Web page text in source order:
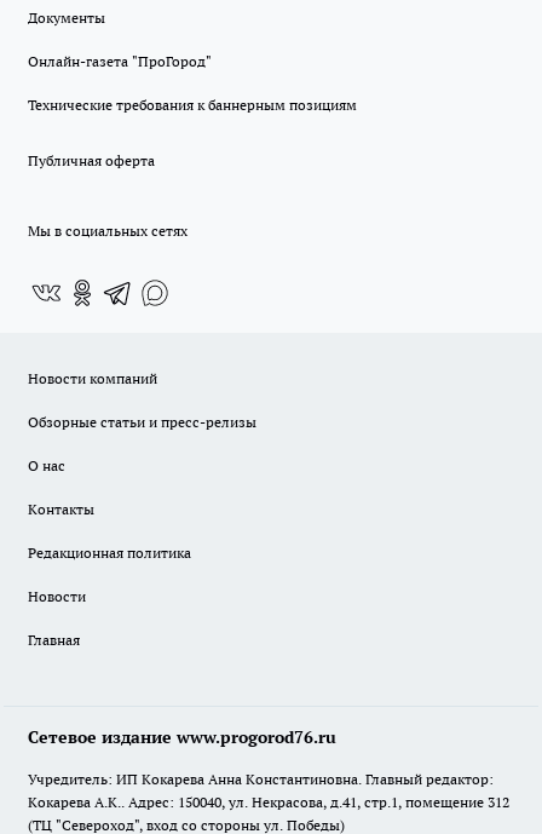
Документы
Онлайн-газета "ПроГород"
Технические требования к баннерным позициям
Публичная оферта
Мы в социальных сетях
Новости компаний
Обзорные статьи и пресс-релизы
О нас
Контакты
Редакционная политика
Новости
Главная
Сетевое издание www.progorod76.ru
Учредитель: ИП Кокарева Анна Константиновна. Главный редактор:
Кокарева А.К.. Адрес: 150040, ул. Некрасова, д.41, стр.1, помещение 312
(ТЦ "Североход", вход со стороны ул. Победы)